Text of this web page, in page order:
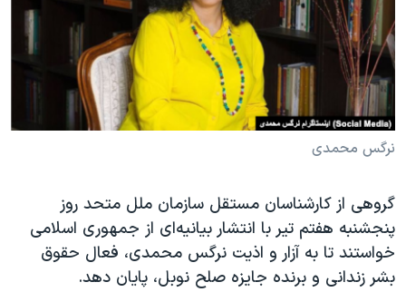
حقوق شهروندی
اقتصادی
علم و فناوری
اسرائیل در جنگ
انتخابات ریاست جمهوری آمریکا ۲۰۲۴
حمله جمهوری اسلامی به اسرائیل
رمز مهسا
ورزش زنان در ایران
تریبونال مردمی آبان ۹۸
دادگاه حمید نوری
چهل سال گروگان‌گیری
زبانهای مختلف
نرگس محمدی
گروهی از کارشناسان مستقل سازمان ملل متحد روز
پنجشنبه هفتم تیر با انتشار بیانیه‌ای از جمهوری اسلامی
خواستند تا به آزار و اذیت نرگس محمدی، فعال حقوق
بشر زندانی و برنده جایزه صلح نوبل، پایان دهد.